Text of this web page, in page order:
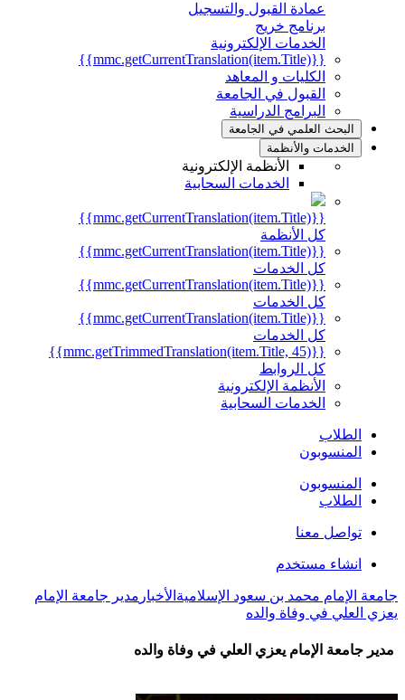
عمادة القبول والتسجيل
برنامج خريج
الخدمات الإلكترونية
{{mmc.getCurrentTranslation(item.Title)}}
الكليات و المعاهد
القبول في الجامعة
البرامج الدراسية
البحث العلمي في الجامعة
الخدمات والأنظمة
الأنظمة الإلكترونية
الخدمات السحابية
{{mmc.getCurrentTranslation(item.Title)}}
كل الأنظمة
{{mmc.getCurrentTranslation(item.Title)}}
كل الخدمات
{{mmc.getCurrentTranslation(item.Title)}}
كل الخدمات
{{mmc.getCurrentTranslation(item.Title)}}
كل الخدمات
{{mmc.getTrimmedTranslation(item.Title, 45)}}
كل الروابط
الأنظمة الإلكترونية
الخدمات السحابية
الطلاب
المنسوبون
المنسوبون
الطلاب
تواصل معنا
انشاء مستخدم
جامعة الإمام محمد بن سعود الإسلامية الأخبار مدير جامعة الإمام
يعزي العلي في وفاة والده
مدير جامعة الإمام يعزي العلي في وفاة والده